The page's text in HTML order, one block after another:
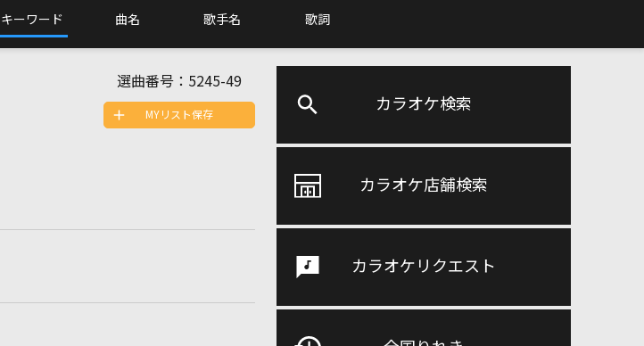
キーワード 曲名 歌手名 歌詞
カラオケ検索
カラオケ店舗検索
カラオケリクエスト
選曲番号： 5245-49
MYリスト保存